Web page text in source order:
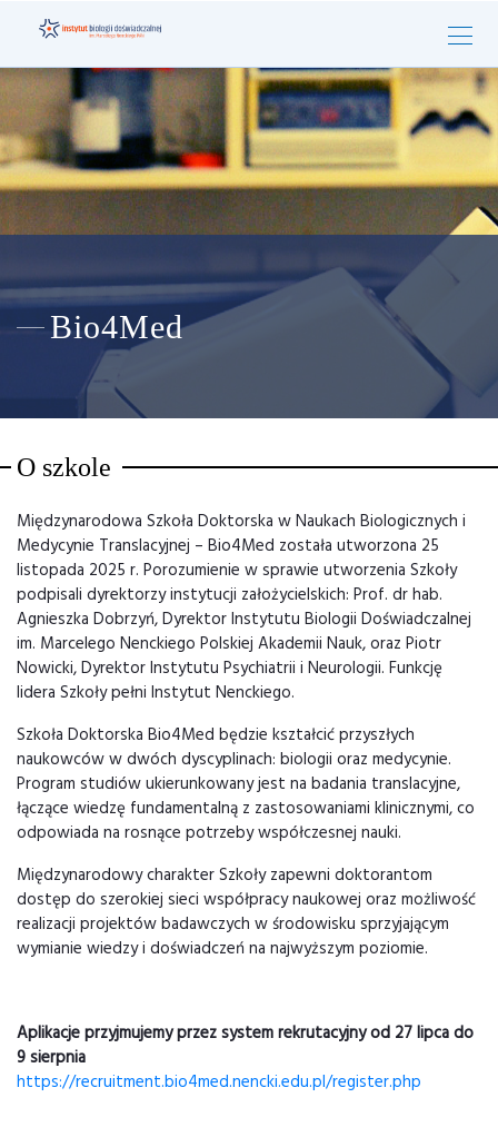
Bio4Med
O szkole
Międzynarodowa Szkoła Doktorska w Naukach Biologicznych i
Medycynie Translacyjnej – Bio4Med została utworzona 25
listopada 2025 r. Porozumienie w sprawie utworzenia Szkoły
podpisali dyrektorzy instytucji założycielskich: Prof. dr hab.
Agnieszka Dobrzyń, Dyrektor Instytutu Biologii Doświadczalnej
im. Marcelego Nenckiego Polskiej Akademii Nauk, oraz Piotr
Nowicki, Dyrektor Instytutu Psychiatrii i Neurologii. Funkcję
lidera Szkoły pełni Instytut Nenckiego.
Szkoła Doktorska Bio4Med będzie kształcić przyszłych
naukowców w dwóch dyscyplinach: biologii oraz medycynie.
Program studiów ukierunkowany jest na badania translacyjne,
łączące wiedzę fundamentalną z zastosowaniami klinicznymi, co
odpowiada na rosnące potrzeby współczesnej nauki.
Międzynarodowy charakter Szkoły zapewni doktorantom
dostęp do szerokiej sieci współpracy naukowej oraz możliwość
realizacji projektów badawczych w środowisku sprzyjającym
wymianie wiedzy i doświadczeń na najwyższym poziomie.
Aplikacje przyjmujemy przez system rekrutacyjny od 27 lipca do
9 sierpnia
https://recruitment.bio4med.nencki.edu.pl/register.php